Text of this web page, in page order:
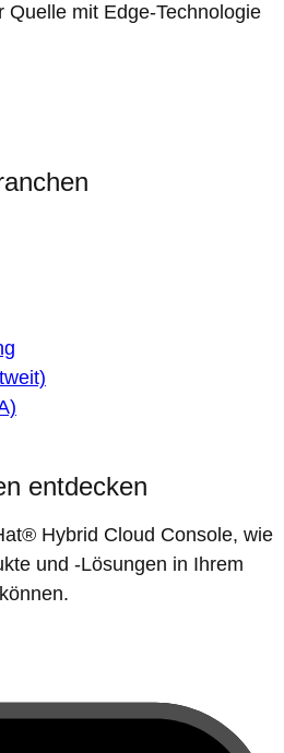
Quelle mit Edge-Technologie
entdecken
Hybrid Cloud Console, wie
und -Lösungen in Ihrem